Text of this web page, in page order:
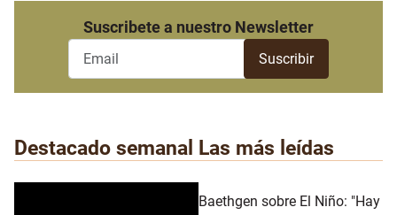
Suscribete a nuestro Newsletter
Destacado semanal Las más leídas
Baethgen sobre El Niño: "Hay